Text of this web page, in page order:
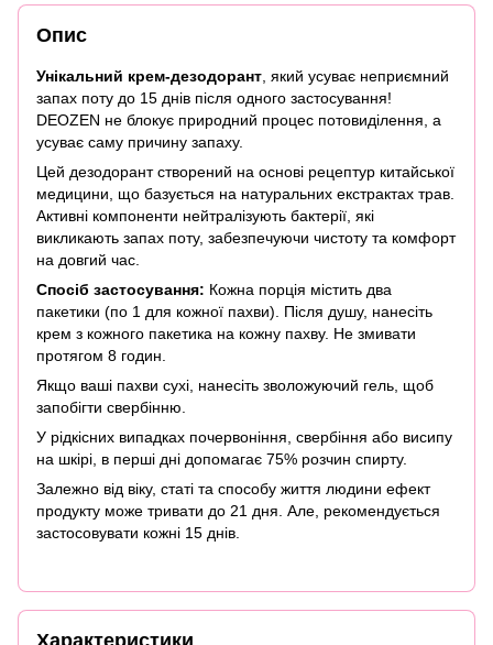
Опис
Унікальний крем-дезодорант , який усуває неприємний
запах поту до 15 днів після одного застосування!
DEOZEN не блокує природний процес потовиділення, а
усуває саму причину запаху.
Цей дезодорант створений на основі рецептур китайської
медицини, що базується на натуральних екстрактах трав.
Активні компоненти нейтралізують бактерії, які
викликають запах поту, забезпечуючи чистоту та комфорт
на довгий час.
Спосіб застосування: Кожна порція містить два
пакетики (по 1 для кожної пахви). Після душу, нанесіть
крем з кожного пакетика на кожну пахву. Не змивати
протягом 8 годин.
Якщо ваші пахви сухі, нанесіть зволожуючий гель, щоб
запобігти свербінню.
У рідкісних випадках почервоніння, свербіння або висипу
на шкірі, в перші дні допомагає 75% розчин спирту.
Залежно від віку, статі та способу життя людини ефект
продукту може тривати до 21 дня. Але, рекомендується
застосовувати кожні 15 днів.
Характеристики